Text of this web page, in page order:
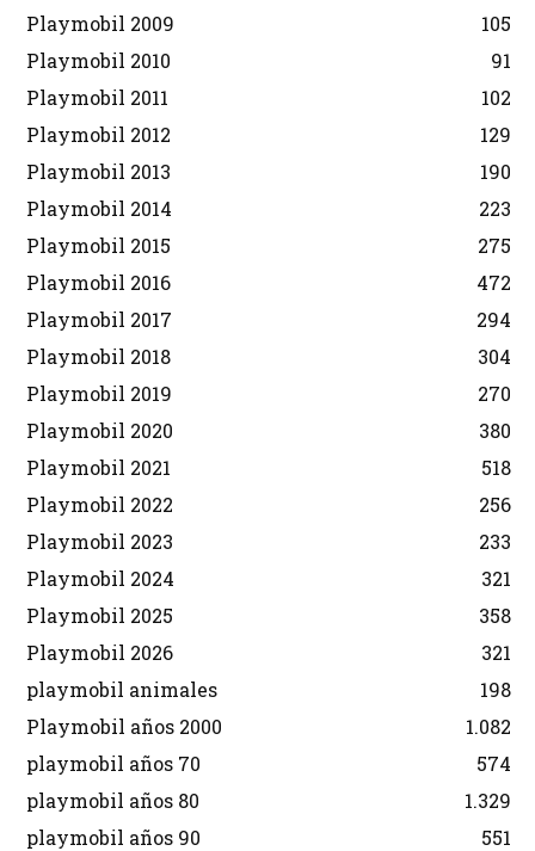
Playmobil 2009
105
Playmobil 2010
91
Playmobil 2011
102
Playmobil 2012
129
Playmobil 2013
190
Playmobil 2014
223
Playmobil 2015
275
Playmobil 2016
472
Playmobil 2017
294
Playmobil 2018
304
Playmobil 2019
270
Playmobil 2020
380
Playmobil 2021
518
Playmobil 2022
256
Playmobil 2023
233
Playmobil 2024
321
Playmobil 2025
358
Playmobil 2026
321
playmobil animales
198
Playmobil años 2000
1.082
playmobil años 70
574
playmobil años 80
1.329
playmobil años 90
551